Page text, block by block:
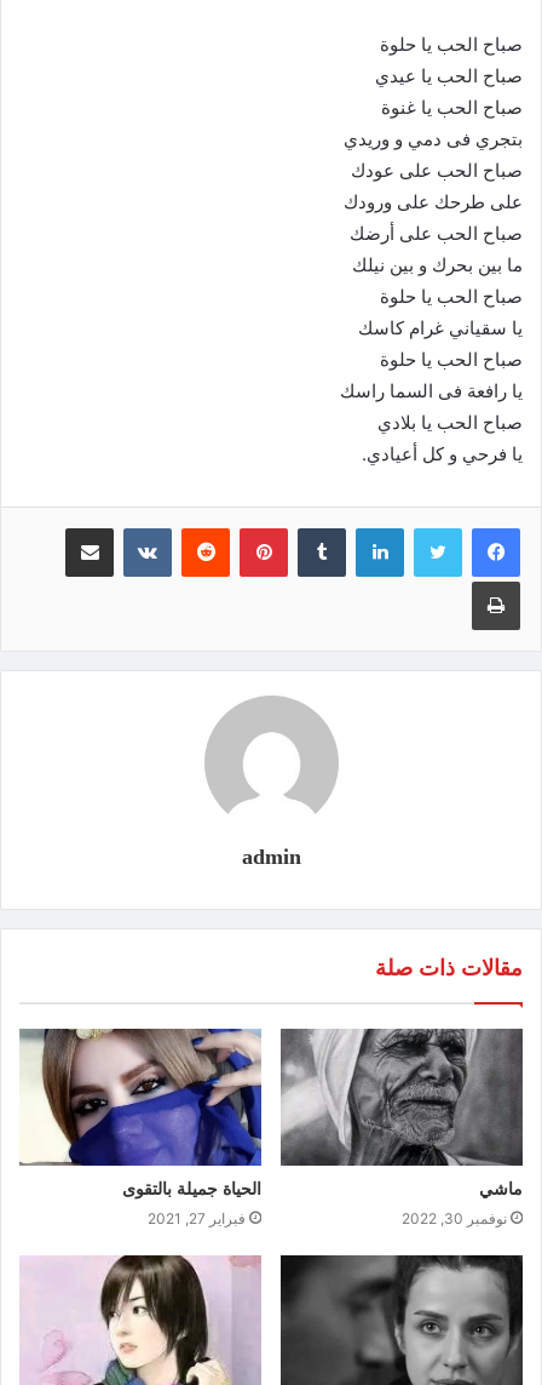
صباح الحب يا حلوة
صباح الحب يا عيدي
صباح الحب يا غنوة
بتجري فى دمي و وريدي
صباح الحب على عودك
على طرحك على ورودك
صباح الحب على أرضك
ما بين بحرك و بين نيلك
صباح الحب يا حلوة
يا سقياني غرام كاسك
صباح الحب يا حلوة
يا رافعة فى السما راسك
صباح الحب يا بلادي
يا فرحي و كل أعيادي.
لينكدإن بينتيريست
admin
مقالات ذات صلة
ماشي
نوفمبر 30, 2022
الحياة جميلة بالتقوى
فبراير 27, 2021